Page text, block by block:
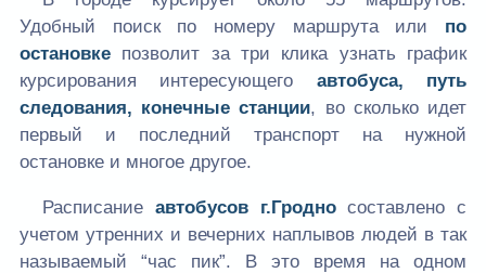
Удобный поиск по номеру маршрута или по
остановке позволит за три клика узнать график
курсирования интересующего автобуса, путь
следования, конечные станции, во сколько идет
первый и последний транспорт на нужной
остановке и многое другое.
Расписание автобусов г.Гродносоставлено с
учетом утренних и вечерних наплывов людей в так
называемый “час пик”. В это время на одном